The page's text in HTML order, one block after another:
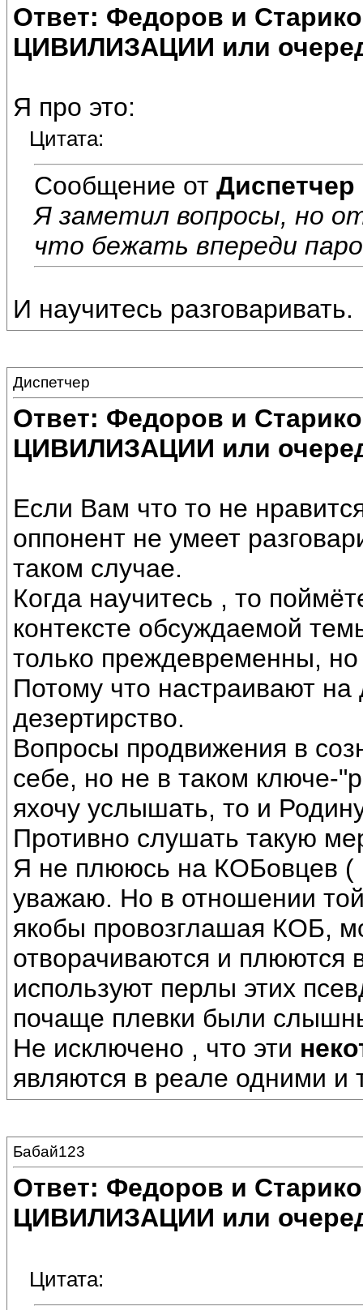
Ответ: Федоров и
ЦИВИЛИЗАЦИИ или
Я про это:
Цитата:
Сообщение от Диспетчер
Я заметил вопросы, но
что бежать впереди
И научитесь разговаривать.
Диспетчер
Ответ: Федоров и
ЦИВИЛИЗАЦИИ или
Если Вам что то не
оппонент не умеет
таком случае.
Когда научитесь , то
контексте обсуждаемой
только преждевременны,
Потому что настраивают
дезертирство.
Вопросы продвижения в
себе, но не в таком ключе-
яхочу услышать, то и
Противно слушать такую
Я не плююсь на КОБовцев (
уважаю. Но в отношении той
якобы провозглашая КОБ,
отворачиваются и
используют перлы этих
почаще плевки были
Не исключено , что эти
являются в реале одними
Бабай123
Ответ: Федоров и
ЦИВИЛИЗАЦИИ или
Цитата: